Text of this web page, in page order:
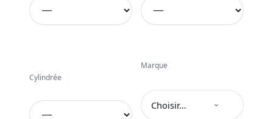
Cylindrée
Marque
Choisir… ›